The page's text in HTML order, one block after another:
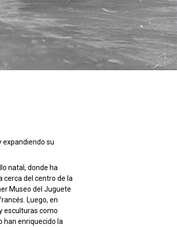
expandiendo su
natal, donde ha
cerca del centro de la
Museo del Juguete
Luego, en
esculturas como
han enriquecido la